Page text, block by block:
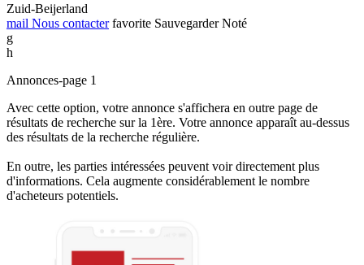
Zuid-Beijerland
mail Nous contacter favorite Sauvegarder Noté
g
h
Annonces-page 1
Avec cette option, votre annonce s'affichera en outre page de
résultats de recherche sur la 1ère. Votre annonce apparaît au-dessus
des résultats de la recherche régulière.
En outre, les parties intéressées peuvent voir directement plus
d'informations. Cela augmente considérablement le nombre
d'acheteurs potentiels.